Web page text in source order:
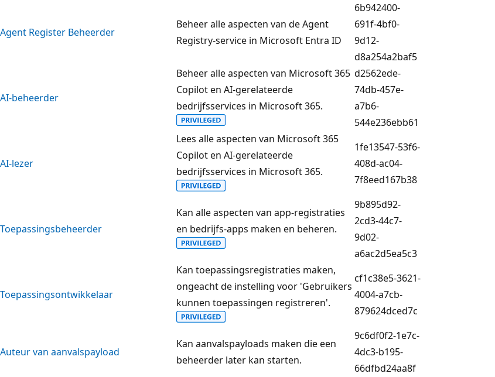
Agent Register Beheerder
Beheer alle aspecten van de Agent
Registry-service in Microsoft Entra ID
6b942400-
691f-4bf0-
9d12-
d8a254a2baf5
AI-beheerder
Beheer alle aspecten van Microsoft 365
Copilot en AI-gerelateerde
bedrijfsservices in Microsoft 365.
d2562ede-
74db-457e-
a7b6-
544e236ebb61
AI-lezer
Lees alle aspecten van Microsoft 365
Copilot en AI-gerelateerde
bedrijfsservices in Microsoft 365.
1fe13547-53f6-
408d-ac04-
7f8eed167b38
Toepassingsbeheerder
Kan alle aspecten van app-registraties
en bedrijfs-apps maken en beheren.
9b895d92-
2cd3-44c7-
9d02-
a6ac2d5ea5c3
Toepassingsontwikkelaar
Kan toepassingsregistraties maken,
ongeacht de instelling voor 'Gebruikers
kunnen toepassingen registreren'.
cf1c38e5-3621-
4004-a7cb-
879624dced7c
Auteur van aanvalspayload
Kan aanvalspayloads maken die een
beheerder later kan starten.
9c6df0f2-1e7c-
4dc3-b195-
66dfbd24aa8f